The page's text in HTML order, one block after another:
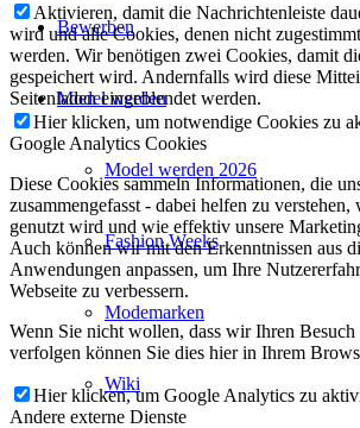
Bewerben
Model werden
Model werden 2026
Fashion Weeks
Modemarken
Wiki
Aktivieren, damit die Nachrichtenleiste
wird und alle Cookies, denen nicht
werden. Wir benötigen zwei Cookies, damit
gespeichert wird. Andernfalls wird diese
Seitenladen eingeblendet werden.
Hier klicken, um notwendige Cookies zu
Google Analytics Cookies
Diese Cookies sammeln Informationen, die
zusammengefasst - dabei helfen zu verstehen,
genutzt wird und wie effektiv unsere
Auch können wir mit den Erkenntnissen aus
Anwendungen anpassen, um Ihre
Webseite zu verbessern.
Wenn Sie nicht wollen, dass wir Ihren Besuch
verfolgen können Sie dies hier in Ihrem
Hier klicken, um Google Analytics zu
Andere externe Dienste